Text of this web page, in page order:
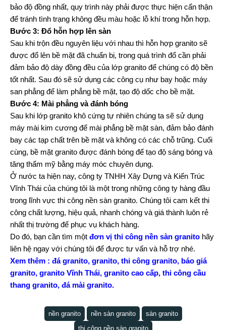
bảo độ đồng nhất, quy trình này phải được thực hiện cẩn thận
để tránh tình trạng không đều màu hoặc lỗ khí trong hỗn hợp.
Bước 3: Đổ hỗn hợp lên sàn
Sau khi trộn đều nguyên liệu với nhau thì hỗn hợp granito sẽ
được đổ lên bề mặt đã chuẩn bị, trong quá trình đổ cần phải
đảm bảo độ dày đồng đều của lớp granito để chúng có độ bền
tốt nhất. Sau đó sẽ sử dụng các công cụ như bay hoặc máy
san phẳng để làm phẳng bề mặt, tạo độ dốc cho bề mặt.
Bước 4: Mài phẳng và đánh bóng
Sau khi lớp granito khô cứng tự nhiên chúng ta sẽ sử dụng
máy mài kim cương để mài phẳng bề mặt sàn, đảm bảo đánh
bay các tạp chất trên bề mặt và không có các chỗ trũng. Cuối
cùng, bề mặt granito được đánh bóng để tạo độ sáng bóng và
tăng thẩm mỹ bằng máy móc chuyên dụng.
Ở nước ta hiện nay, công ty TNHH Xây Dựng và Kiến Trúc
Vĩnh Thái của chúng tôi là một trong những công ty hàng đầu
trong lĩnh vực thi công nền sàn granito. Chúng tôi cam kết thi
công chất lượng, hiệu quả, nhanh chóng và giá thành luôn rẻ
nhất thị trường để phục vụ khách hàng.
Do đó, bạn cần tìm một đơn vị thi công nền sàn granito hãy
liên hệ ngay với chúng tôi để được tư vấn và hỗ trợ nhé.
Xem thêm : đá granito, granito, thi công granito, báo giá
granito, granito Vĩnh Thái, granito cao cấp, thi công cầu
thang granito, đá mài granito.
nền granito nền sàn granito
sàn granito
thi công nền sàn granito